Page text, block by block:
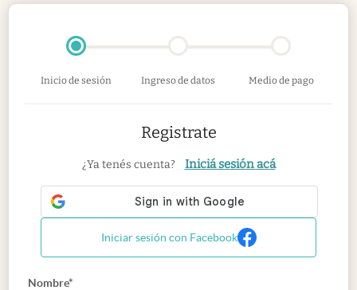
Inicio de sesión Ingreso de datos Medio de pago
Registrate
¿Ya tenés cuenta? Iniciá sesión acá
Iniciar sesión con Facebook
Nombre*